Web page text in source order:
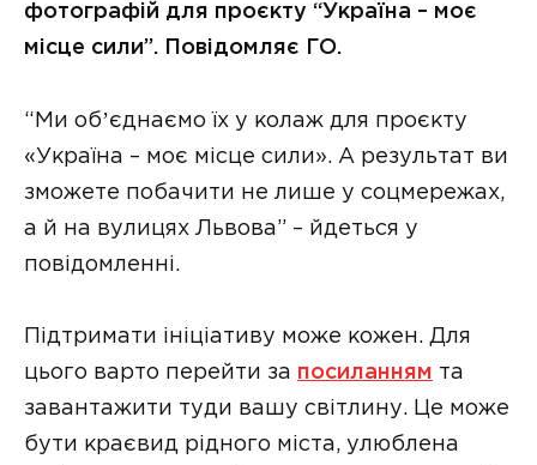
фотографій для проєкту “Україна – моє
місце сили”. Повідомляє ГО.
“Ми обʼєднаємо їх у колаж для проєкту
«Україна – моє місце сили». А результат ви
зможете побачити не лише у соцмережах,
а й на вулицях Львова” – йдеться у
повідомленні.
Підтримати ініціативу може кожен. Для
цього варто перейти за посиланням та
завантажити туди вашу світлину. Це може
бути краєвид рідного міста, улюблена